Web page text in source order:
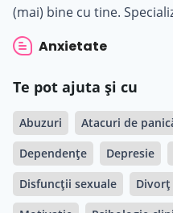
(mai) bine cu tine.
Anxietate
Te pot ajuta și cu
Abuzuri Atacuri de
Dependențe
Depresie
Disfuncții sexuale
Divorț